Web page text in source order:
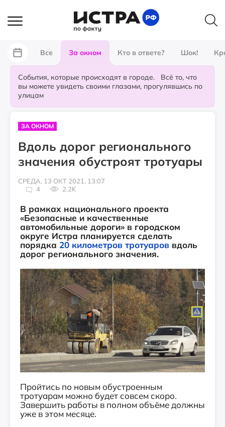
Все За окном Кто в ответе? Шок!
События, которые происходят в городе. Всё то, что
вы можете увидеть своими глазами, прогулявшись по
улицам
ЗА ОКНОМ
Вдоль дорог регионального
значения обустроят тротуары
СРЕДА, 13 ОКТ 2021, 13:07
4
2.2K
В рамках национального проекта
«Безопасные и качественные
автомобильные дороги» в городском
округе Истра планируется сделать
порядка 20 километров тротуаров вдоль
дорог регионального значения.
Пройтись по новым обустроенным
тротуарам можно будет совсем скоро.
Завершить работы в полном объёме должны
уже в этом месяце.